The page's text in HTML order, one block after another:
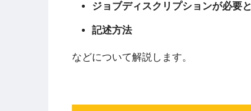
ジョブディスクリプションが必要
記述方法
などについて解説します。